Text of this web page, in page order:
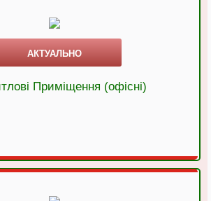
АКТУАЛЬНО
Приміщення (офісні)